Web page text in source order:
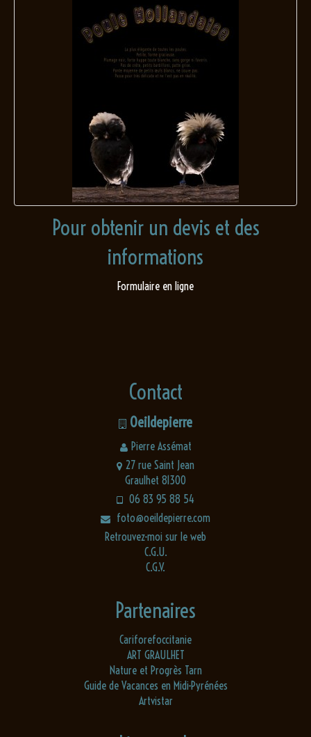
Pour obtenir un devis et des
informations
Formulaire en ligne
Contact
Oeildepierre
Pierre Assémat
27 rue Saint Jean
Graulhet 81300
06 83 95 88 54
foto@oeildepierre.com
Retrouvez-moi sur le web
C.G.U.
C.G.V.
Partenaires
Cariforefoccitanie
ART GRAULHET
Nature et Progrès Tarn
Guide de Vacances en Midi-Pyrénées
Artvistar